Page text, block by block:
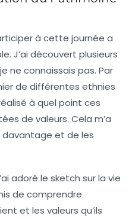
à cette journée a
J’ai découvert plusieurs
ne connaissais pas. Par
de différentes ethnies
à quel point ces
de valeurs. Cela m’a
davantage et de les
adoré le sketch sur la vie
de comprendre
et les valeurs qu’ils